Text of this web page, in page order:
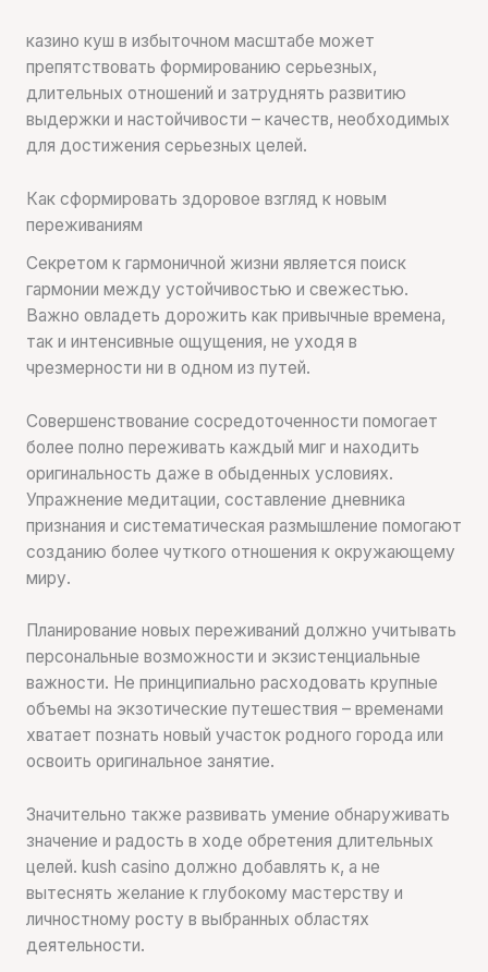
казино куш в избыточном масштабе может
препятствовать формированию серьезных,
длительных отношений и затруднять развитию
выдержки и настойчивости – качеств, необходимых
для достижения серьезных целей.
Как сформировать здоровое взгляд к новым
переживаниям
Секретом к гармоничной жизни является поиск
гармонии между устойчивостью и свежестью.
Важно овладеть дорожить как привычные времена,
так и интенсивные ощущения, не уходя в
чрезмерности ни в одном из путей.
Совершенствование сосредоточенности помогает
более полно переживать каждый миг и находить
оригинальность даже в обыденных условиях.
Упражнение медитации, составление дневника
признания и систематическая размышление помогают
созданию более чуткого отношения к окружающему
миру.
Планирование новых переживаний должно учитывать
персональные возможности и экзистенциальные
важности. Не принципиально расходовать крупные
объемы на экзотические путешествия – временами
хватает познать новый участок родного города или
освоить оригинальное занятие.
Значительно также развивать умение обнаруживать
значение и радость в ходе обретения длительных
целей. kush casino должно добавлять к, а не
вытеснять желание к глубокому мастерству и
личностному росту в выбранных областях
деятельности.